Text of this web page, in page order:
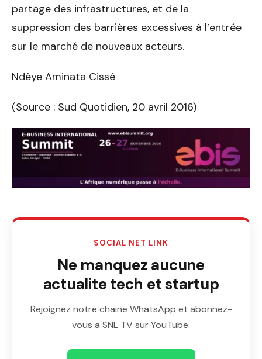
partage des infrastructures, et de la
suppression des barrières excessives à l’entrée
sur le marché de nouveaux acteurs.
Ndèye Aminata Cissé
(Source : Sud Quotidien, 20 avril 2016)
SOCIAL NET LINK
Ne manquez aucune
actualite tech et startup
Rejoignez notre chaine WhatsApp et abonnez-
vous a SNL TV sur YouTube.